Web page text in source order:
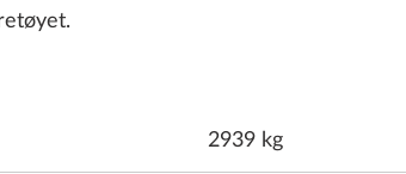
Stålfelger med
Mer informasjon
2939 kg